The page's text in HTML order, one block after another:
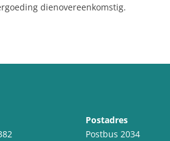
dienovereenkomstig.
Postadres
Postbus 2034